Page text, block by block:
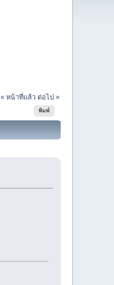
« หน้าที่แล้ว ต่อไป »
พิมพ์